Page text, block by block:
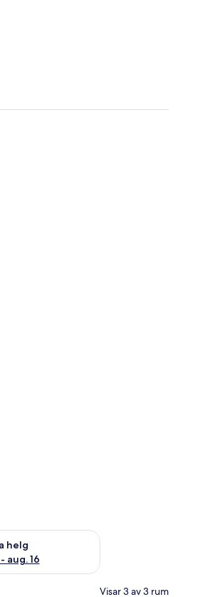
9
helg
aug. 16
för nästa helg aug. 14 - aug. 16
Visar 3 av 3 rum